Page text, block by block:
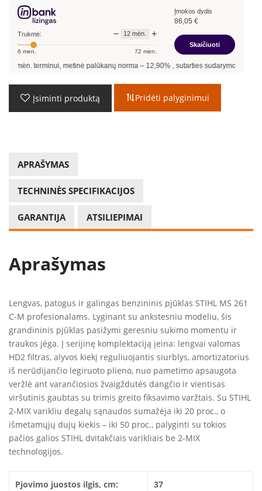
Trukmė: − 12 mėn. +
6 mėn. 72 mėn.
Įmokos dydis
86,05 €
Skaičiuoti
palūkanų norma –12,90%, sutarties sudarymo mokestis -3,00%,
Įsiminti produktą Pridėti palyginimui
APRAŠYMAS
TECHNINĖS SPECIFIKACIJOS
GARANTIJA ATSILIEPIMAI
Aprašymas
Lengvas, patogus ir galingas benzininis pjūklas STIHL MS 261
C-M profesionalams. Lyginant su ankstesniu modeliu, šis
grandininis pjūklas pasižymi geresniu sukimo momentu ir
traukos jėga. Į serijinę komplektaciją įeina: lengvai valomas
HD2 filtras, alyvos kiekį reguliuojantis siurblys, amortizatorius
iš nerūdijančio legiruoto plieno, nuo pametimo apsaugota
veržlė ant varančiosios žvaigždutės dangčio ir vientisas
viršutinis gaubtas su trimis greito fiksavimo varžtais. Su STIHL
2-MIX varikliu degalų sąnaudos sumažėja iki 20 proc., o
išmetamųjų dujų kiekis – iki 50 proc., palyginti su tokios
pačios galios STIHL dvitakčiais varikliais be 2-MIX
technologijos.
Pjovimo juostos ilgis, cm: 37